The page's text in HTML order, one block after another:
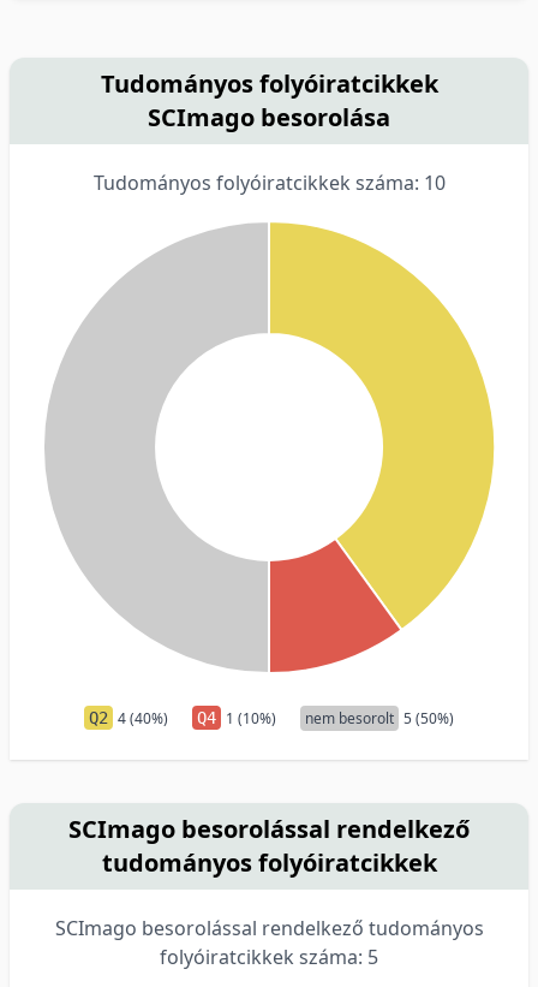
Tudományos folyóiratcikkek
SCImago besorolása
Tudományos folyóiratcikkek száma: 10
Q2 4 (40%) Q4 1 (10%) nem besorolt 5 (50%)
SCImago besorolással rendelkező
tudományos folyóiratcikkek
SCImago besorolással rendelkező tudományos
folyóiratcikkek száma: 5